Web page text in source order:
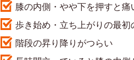
膝の内側・やや下を押すと痛
歩き始め・立ち上がりの最初
階段の昇り降りがつらい